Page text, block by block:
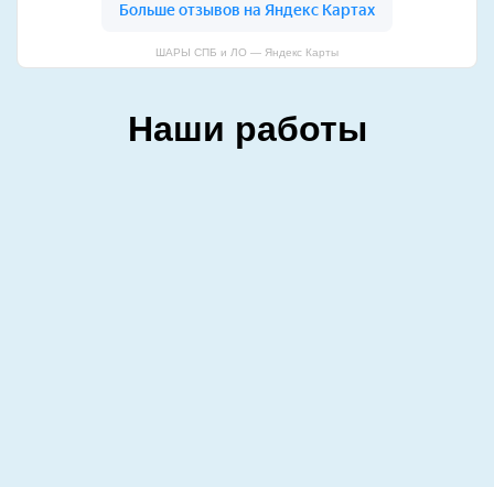
ШАРЫ СПБ и ЛО — Яндекс Карты
Наши работы